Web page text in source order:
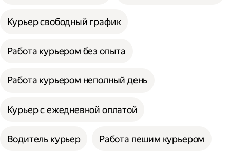
Курьер свободный график
Работа курьером без опыта
Работа курьером неполный день
Курьер с ежедневной оплатой
Водитель курьер Работа пешим курьером